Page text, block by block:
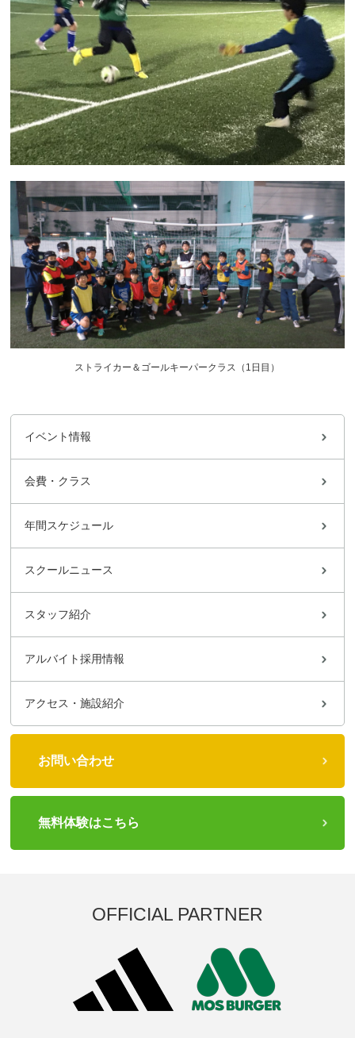
ストライカー＆ゴールキーパークラス（1日目）
イベント情報
会費・クラス
年間スケジュール
スクールニュース
スタッフ紹介
アルバイト採用情報
アクセス・施設紹介
お問い合わせ
無料体験はこちら
OFFICIAL PARTNER